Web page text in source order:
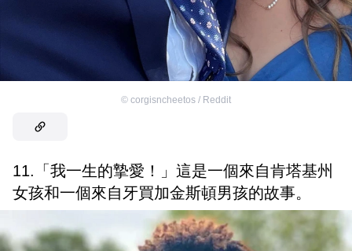
© corgisncheetos / Reddit
11.「我一生的摯愛！」這是一個來自肯塔基州
女孩和一個來自牙買加金斯頓男孩的故事。